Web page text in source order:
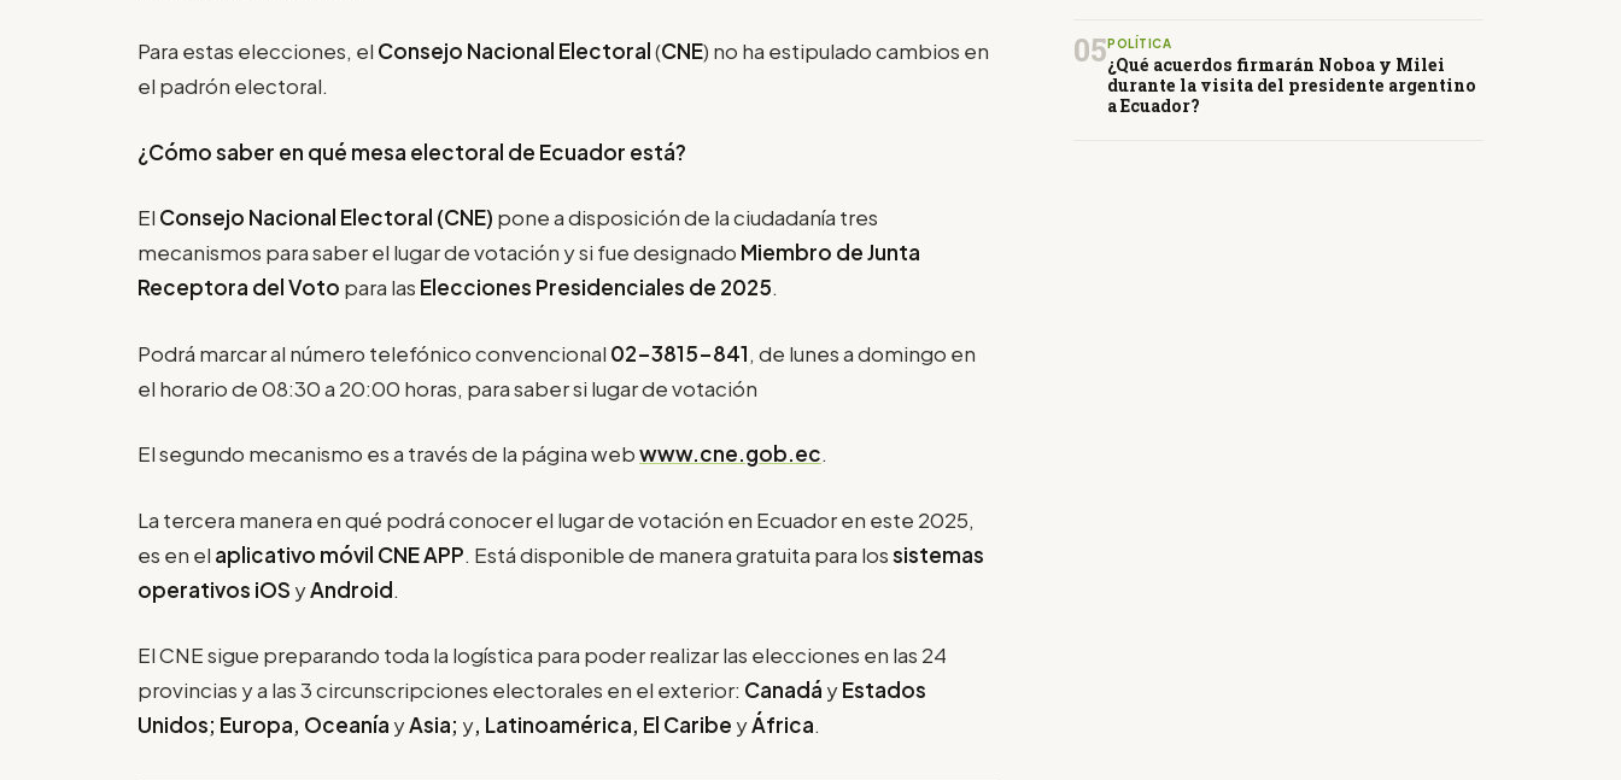
Para estas elecciones, el Consejo Nacional Electoral(CNE) no ha estipulado cambios en
el padrón electoral.
¿Cómo saber en qué mesa electoral de Ecuador está?
El Consejo Nacional Electoral (CNE) pone a disposición de la ciudadanía tres
mecanismos para saber el lugar de votación y si fue designado Miembro de Junta
Receptora del Voto para las Elecciones Presidenciales de 2025.
Podrá marcar al número telefónico convencional 02-3815-841, de lunes a domingo en
el horario de 08:30 a 20:00 horas, para saber si lugar de votación
El segundo mecanismo es a través de la página webwww.cne.gob.ec.
La tercera manera en qué podrá conocer el lugar de votación en Ecuador en este 2025,
es en el aplicativo móvil CNE APP. Está disponible de manera gratuita para lossistemas
operativos iOS yAndroid.
El CNE sigue preparando toda la logística para poder realizar las elecciones en las 24
provincias y a las 3 circunscripciones electorales en el exterior: Canadá yEstados
Unidos; Europa, Oceanía yAsia; y, Latinoamérica, El Caribe yÁfrica.
05 POLÍTICA
¿Qué acuerdos firmarán Noboa y Milei
durante la visita del presidente argentino
a Ecuador?